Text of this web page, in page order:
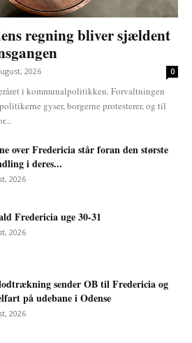
regning bliver sjældent
2026 0
i kommunalpolitikken. Forvaltningen
gyser, borgerne protesterer, og til
over Fredericia står foran den største
i deres...
2026
Fredericia uge 30-31
2026
sender OB til Fredericia og
på udebane i Odense
2026